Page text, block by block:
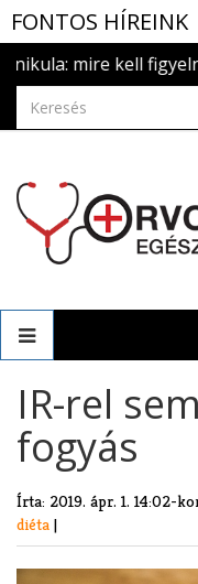
FONTOS HÍREINK
mire kell figyelni?
IR-rel
fogyás
Írta: 2019. ápr. 1. 14:02-
diéta |